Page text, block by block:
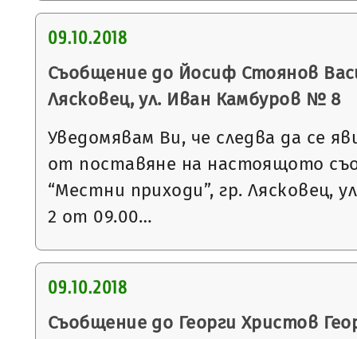
09.10.2018
Съобщение до Йосиф Стоянов
Лясковец, ул. Иван Камбуров № 8
Уведомявам Ви, че следва да се
от поставяне на настоящото
“Местни приходи”, гр. Лясковец,
2 от 09.00…
09.10.2018
Съобщение до Георги Христов